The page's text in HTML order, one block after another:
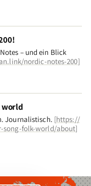
– und ein Blick
nordic-notes-200]
world
Journalistisch. [https://
song-folk-world/about]